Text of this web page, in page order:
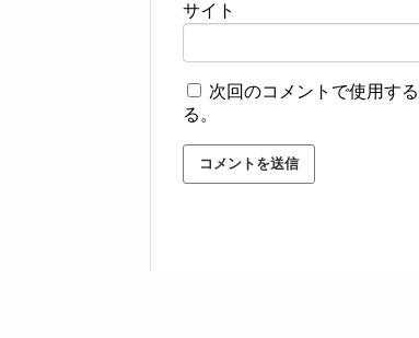
サイト
次回のコメントで使用す
る。